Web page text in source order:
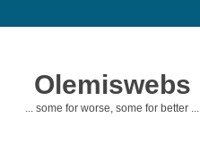
Olemiswebs
... some for worse, some for better ...